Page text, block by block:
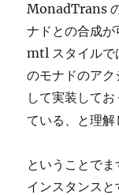
MonadTrans
ナドとの合成
mtl スタイルで
のモナドのア
して実装して
ている、と理解
ということで
インスタンスと